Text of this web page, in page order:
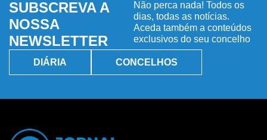
SUBSCREVA A
NOSSA
NEWSLETTER
Não perca nada! Todos os
dias, todas as notícias.
Aceda também a conteúdos
exclusivos do seu concelho
DIÁRIA CONCELHOS